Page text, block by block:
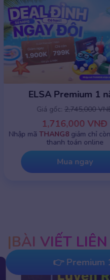
ELSA Premium 1
Giá gốc: 2,745,000 VNĐ
1,716,000 VNĐ
Nhập mãTHANG8giảm chỉ còn
thanh toán online
Mua ngay
BÀI VIẾT
👉 Premium